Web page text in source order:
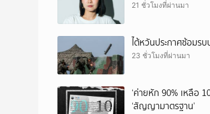
21 ชั่วโมงที่ผ่านมา
ไต้หวันประกาศซ้อมรบ
23 ชั่วโมงที่ผ่านมา
‘ค่ายหัก 90% เหลือ
‘สัญญามาตรฐาน’